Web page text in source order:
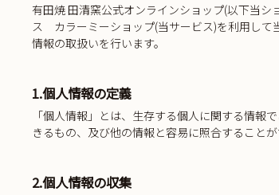
有田焼 田清窯公式オンラインショップ(以下当シ
ス カラーミーショップ(当サービス)を利用して
情報の取扱いを行います。
1.個人情報の定義
「個人情報」とは、生存する個人に関する情報
きるもの、及び他の情報と容易に照合すること
2.個人情報の収集